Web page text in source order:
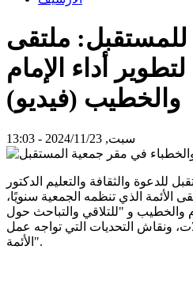
للمستقبل: ملتقى
أداء الإمام
والخطيب (فيديو)
سبت, 2024/11/23 - 13:03
للدعوة والثقافة والتعليم الدكتور
الأئمة الذي تنظمه الجمعية سنويًا،
والخطيب و "للتلاقي والتباحث حول
ونقاش التحديات التي تواجه عمل
الأئمة".